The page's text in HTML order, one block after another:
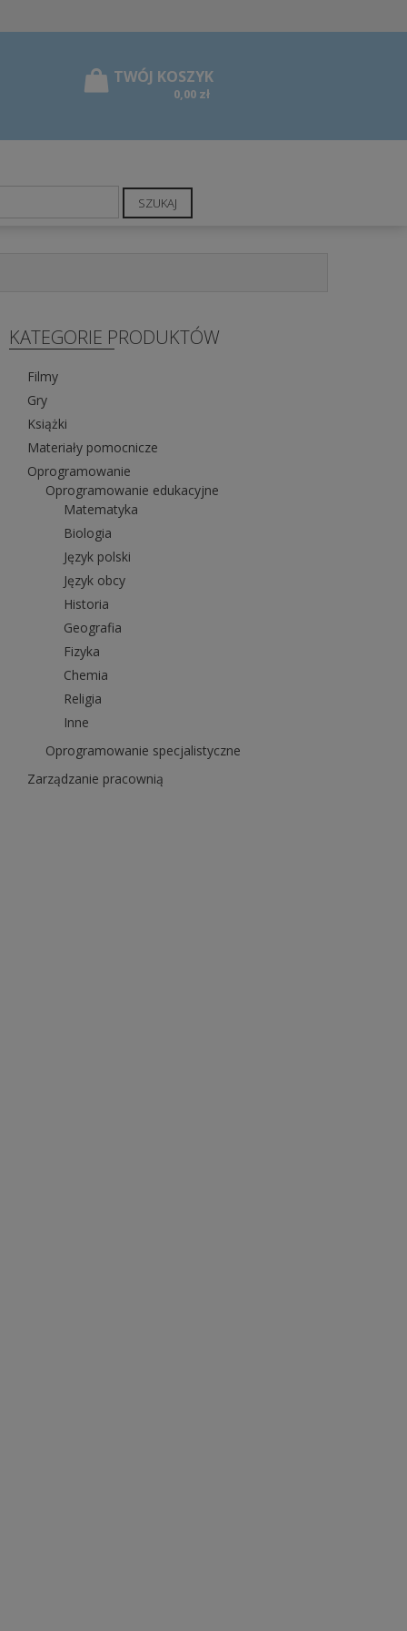
0,00 zł
SZUKAJ
KATEGORIE PRODUKTÓW
Filmy
Gry
Książki
Materiały pomocnicze
Oprogramowanie
Oprogramowanie edukacyjne
Matematyka
Biologia
Język polski
Język obcy
Historia
Geografia
Fizyka
Chemia
Religia
Inne
Oprogramowanie specjalistyczne
Zarządzanie pracownią